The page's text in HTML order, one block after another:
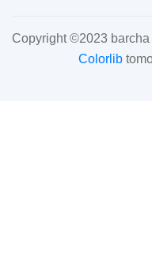
Copyright ©2023
Colorlib